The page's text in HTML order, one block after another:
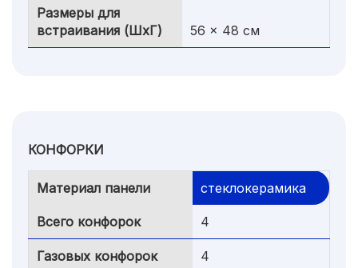
Размеры для
встраивания (ШхГ)
56 x 48 см
КОНФОРКИ
Материал панели стеклокерамика
Всего конфорок 4
Газовых конфорок 4